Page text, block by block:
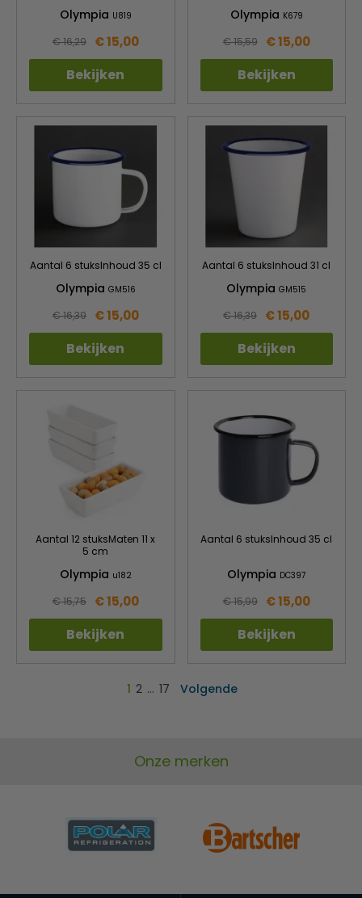
Olympia U819
€ 16,29 € 15,00
Bekijken
Olympia K679
€ 15,59 € 15,00
Bekijken
Aantal 6 stuksInhoud 35 cl
Olympia GM516
€ 16,39 € 15,00
Bekijken
Aantal 6 stuksInhoud 31 cl
OlympiaGM515
€ 16,39 € 15,00
Bekijken
Aantal 12 stuksMaten 11 x
5 cm
Olympia u182
€ 15,75 € 15,00
Bekijken
Aantal 6 stuksInhoud 35 cl
Olympia DC397
€ 15,99 € 15,00
Bekijken
1 2 … 17 Volgende
Onze merken